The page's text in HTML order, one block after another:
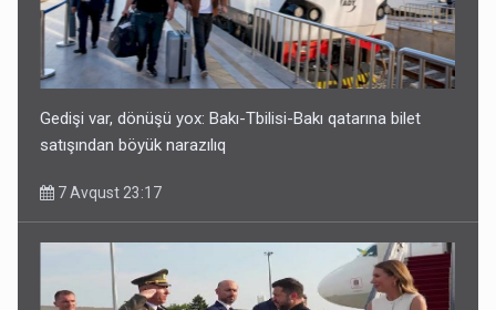
Geri çağırılan səfir Abel Məhərrəmovun oğludur - DOSYE
7 Avqust 14:07
Gedişi var, dönüşü yox: Bakı-Tbilisi-Bakı qatarına bilet
satışından böyük narazılıq
7 Avqust 23:17